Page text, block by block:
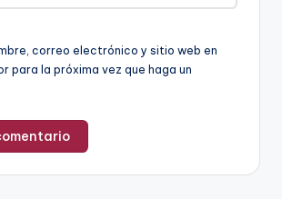
correo electrónico y sitio web en
para la próxima vez que haga un